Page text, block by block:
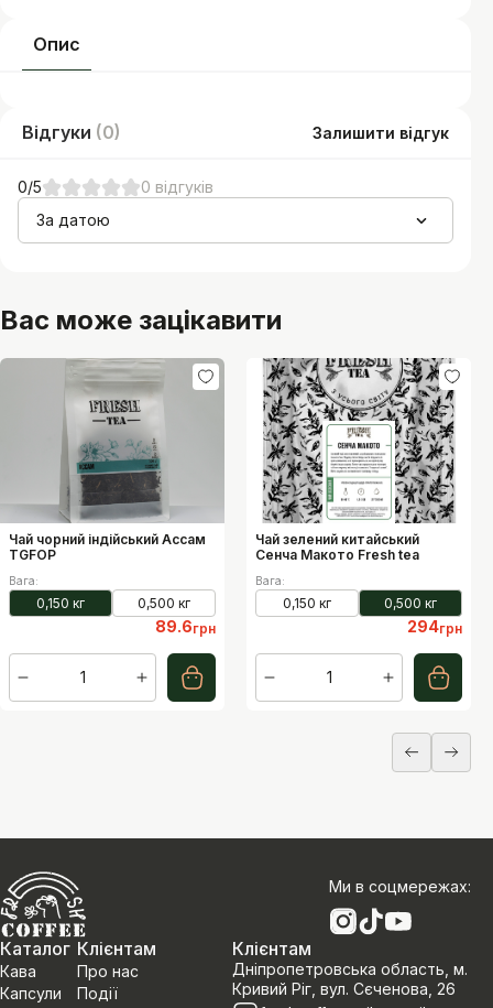
Опис
Відгуки (0) Залишити відгук
0/5 0 відгуків
За датою
Вас може зацікавити
Чай чорний індійський Ассам
TGFOP
Вага:
0,150 кг 0,500 кг
89.6грн
1
Чай зелений китайський
Сенча Макото Fresh tea
Вага:
0,150 кг 0,500 кг
294грн
1
Ми в соцмережах:
Каталог
Кава
Капсули
Клієнтам
Про нас
Події
Клієнтам
Дніпропетровська область, м.
Кривий Ріг, вул. Сєченова, 26